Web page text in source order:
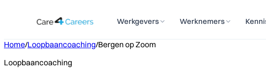
Werkgevers Werknemers
Home/Loopbaancoaching/Bergen op Zoom
Loopbaancoaching